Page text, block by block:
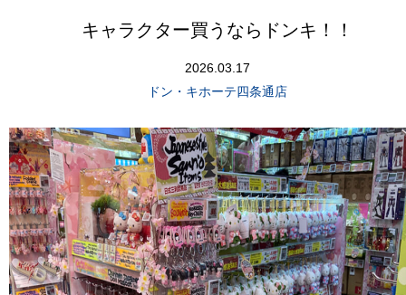
キャラクター買うならドンキ！！
2026.03.17
ドン・キホーテ四条通店